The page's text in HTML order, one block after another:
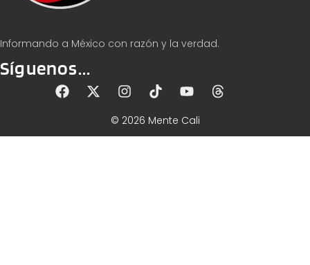
Informando a México con razón y la verdad.
Síguenos...
© 2026 Mente Cali